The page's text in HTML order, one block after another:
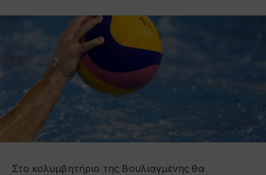
Στο κολυμβητήριο της Βουλιαγμένης θα